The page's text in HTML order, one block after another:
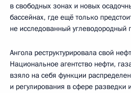
в свободных зонах и новых
бассейнах, где ещё только
не исследованный углеводородный
Ангола реструктурировала свой
Национальное агентство нефти,
взяло на себя функции
и регулирования в сфере